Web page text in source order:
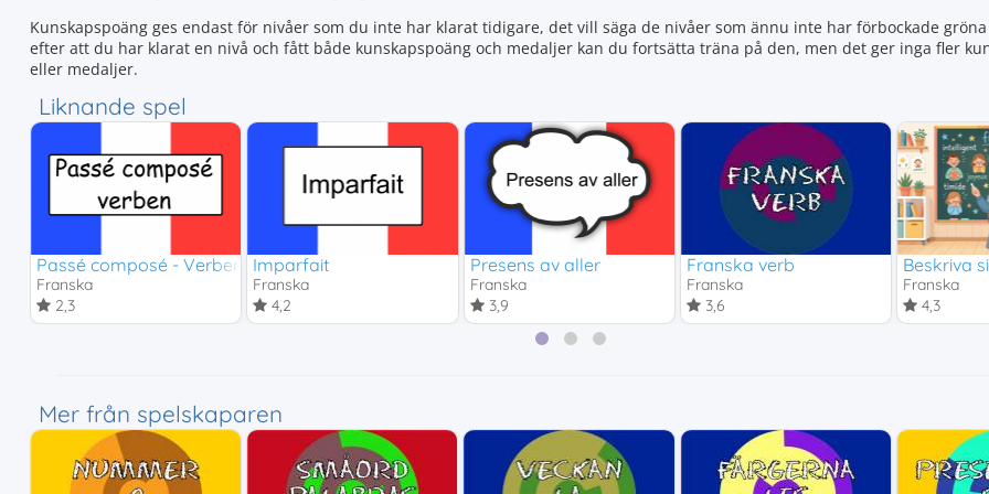
Kunskapspoäng ges endast för nivåer som du inte har klarat tidigare, det vill säga de nivåer som ännu inte har förbockade
efter att du har klarat en nivå och fått både kunskapspoäng och medaljer kan du fortsätta träna på den, men det ger inga fler
eller medaljer.
Liknande spel
Passé composé - Verben avoir, être, aller, -er verb, -ir verb
Franska
2,3
Imparfait
Franska
4,2
Presens av aller
Franska
3,9
Franska verb
Franska
3,6
Beskriva
Franska
4,3
Mer från spelskaparen